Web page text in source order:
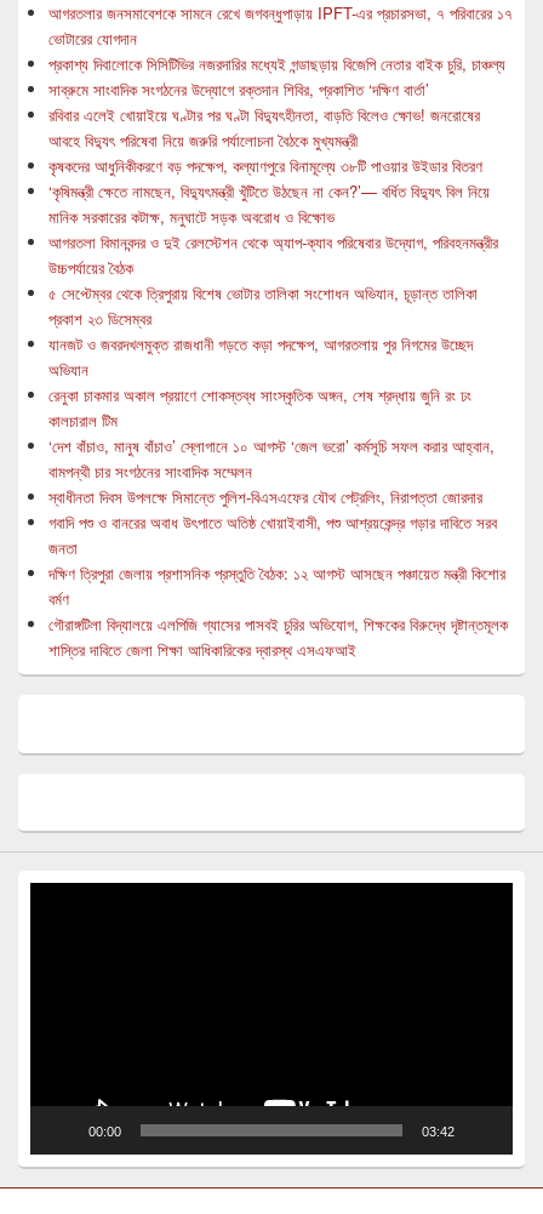
আগরতলার জনসমাবেশকে সামনে রেখে জগবন্ধুপাড়ায় IPFT-এর প্রচারসভা, ৭ পরিবারের ১৭
ভোটারের যোগদান
প্রকাশ্য দিবালোকে সিসিটিভির নজরদারির মধ্যেই গন্ডাছড়ায় বিজেপি নেতার বাইক চুরি, চাঞ্চল্য
সাব্রুমে সাংবাদিক সংগঠনের উদ্যোগে রক্তদান শিবির, প্রকাশিত ‘দক্ষিণ বার্তা’
রবিবার এলেই খোয়াইয়ে ঘণ্টার পর ঘণ্টা বিদ্যুৎহীনতা, বাড়তি বিলেও ক্ষোভ! জনরোষের
আবহে বিদ্যুৎ পরিষেবা নিয়ে জরুরি পর্যালোচনা বৈঠকে মুখ্যমন্ত্রী
কৃষকদের আধুনিকীকরণে বড় পদক্ষেপ, কল্যাণপুরে বিনামূল্যে ৩৮টি পাওয়ার উইডার বিতরণ
‘কৃষিমন্ত্রী ক্ষেতে নামছেন, বিদ্যুৎমন্ত্রী খুঁটিতে উঠছেন না কেন?’— বর্ধিত বিদ্যুৎ বিল নিয়ে
মানিক সরকারের কটাক্ষ, মনুঘাটে সড়ক অবরোধ ও বিক্ষোভ
আগরতলা বিমানবন্দর ও দুই রেলস্টেশন থেকে অ্যাপ-ক্যাব পরিষেবার উদ্যোগ, পরিবহনমন্ত্রীর
উচ্চপর্যায়ের বৈঠক
৫ সেপ্টেম্বর থেকে ত্রিপুরায় বিশেষ ভোটার তালিকা সংশোধন অভিযান, চূড়ান্ত তালিকা
প্রকাশ ২৩ ডিসেম্বর
যানজট ও জবরদখলমুক্ত রাজধানী গড়তে কড়া পদক্ষেপ, আগরতলায় পুর নিগমের উচ্ছেদ
অভিযান
রেনুকা চাকমার অকাল প্রয়াণে শোকস্তব্ধ সাংস্কৃতিক অঙ্গন, শেষ শ্রদ্ধায় জুনি রং ঢং
কালচারাল টিম
‘দেশ বাঁচাও, মানুষ বাঁচাও’ স্লোগানে ১০ আগস্ট ‘জেল ভরো’ কর্মসূচি সফল করার আহ্বান,
বামপন্থী চার সংগঠনের সাংবাদিক সম্মেলন
স্বাধীনতা দিবস উপলক্ষে সিমান্তে পুলিশ-বিএসএফের যৌথ পেট্রলিং, নিরাপত্তা জোরদার
গবাদি পশু ও বানরের অবাধ উৎপাতে অতিষ্ঠ খোয়াইবাসী, পশু আশ্রয়কেন্দ্র গড়ার দাবিতে সরব
জনতা
দক্ষিণ ত্রিপুরা জেলায় প্রশাসনিক প্রস্তুতি বৈঠক: ১২ আগস্ট আসছেন পঞ্চায়েত মন্ত্রী কিশোর
বর্মণ
গৌরাঙ্গটিলা বিদ্যালয়ে এলপিজি গ্যাসের পাসবই চুরির অভিযোগ, শিক্ষকের বিরুদ্ধে দৃষ্টান্তমূলক
শাস্তির দাবিতে জেলা শিক্ষা আধিকারিকের দ্বারস্থ এসএফআই
00:00 03:42